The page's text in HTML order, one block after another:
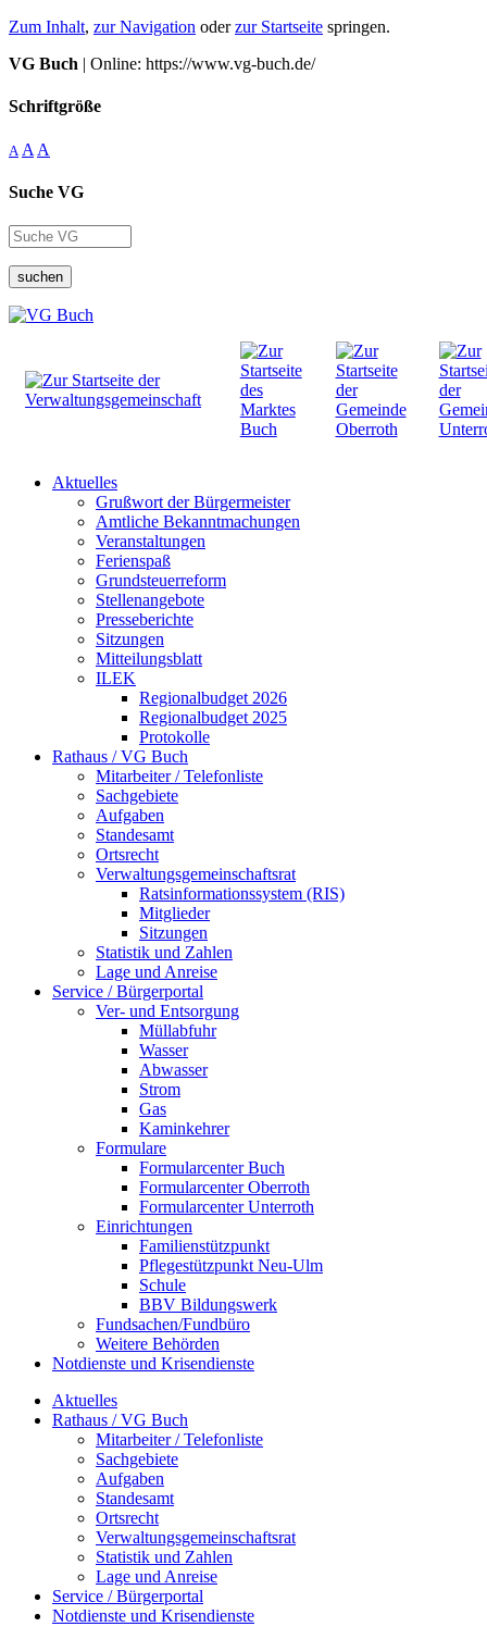
Zum Inhalt, zur Navigation oderzur Startseite springen.
VG Buch | Online: https://www.vg-buch.de/
Schriftgröße
A A A
Suche VG
suchen
Aktuelles
Grußwort der Bürgermeister
Amtliche Bekanntmachungen
Veranstaltungen
Ferienspaß
Grundsteuerreform
Stellenangebote
Presseberichte
Sitzungen
Mitteilungsblatt
ILEK
Regionalbudget 2026
Regionalbudget 2025
Protokolle
Rathaus / VG Buch
Mitarbeiter / Telefonliste
Sachgebiete
Aufgaben
Standesamt
Ortsrecht
Verwaltungsgemeinschaftsrat
Ratsinformationssystem (RIS)
Mitglieder
Sitzungen
Statistik und Zahlen
Lage und Anreise
Service / Bürgerportal
Ver- und Entsorgung
Müllabfuhr
Wasser
Abwasser
Strom
Gas
Kaminkehrer
Formulare
Formularcenter Buch
Formularcenter Oberroth
Formularcenter Unterroth
Einrichtungen
Familienstützpunkt
Pflegestützpunkt Neu-Ulm
Schule
BBV Bildungswerk
Fundsachen/Fundbüro
Weitere Behörden
Notdienste und Krisendienste
Aktuelles
Rathaus / VG Buch
Mitarbeiter / Telefonliste
Sachgebiete
Aufgaben
Standesamt
Ortsrecht
Verwaltungsgemeinschaftsrat
Statistik und Zahlen
Lage und Anreise
Service / Bürgerportal
Notdienste und Krisendienste